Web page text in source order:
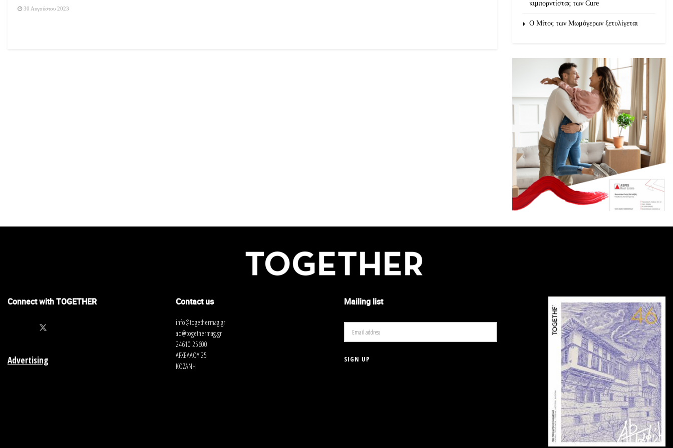
30 Αυγούστου 2023
κιμπορντίστας των Cure
O Μίτος των Μωμόγερων ξετυλίγεται
Connect with TOGETHER
Advertising
Contact us
info@togethermag.gr
ad@togethermag.gr
24610 25600
ΑΡΧΕΛΑΟΥ 25
ΚΟΖΑΝΗ
Mailing list